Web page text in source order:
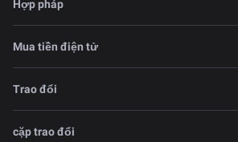
Hợp pháp
Mua tiền điện tử
Trao đổi
cặp trao đổi